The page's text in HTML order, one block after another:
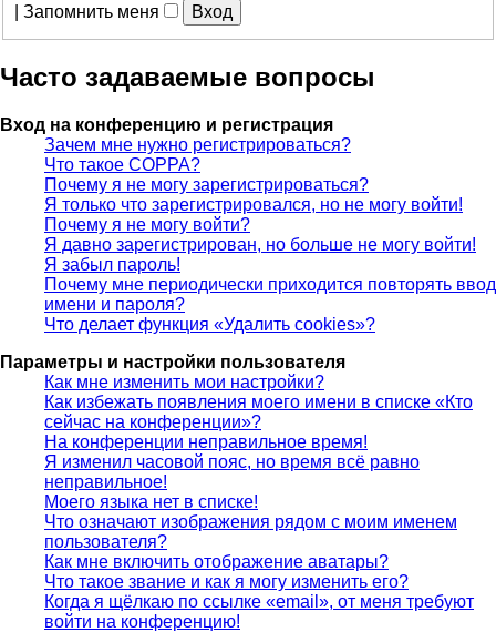
Запомнить меня
Часто задаваемые вопросы
Вход на конференцию и регистрация
Зачем мне нужно регистрироваться?
Что такое COPPA?
Почему я не могу зарегистрироваться?
Я только что зарегистрировался, но не могу войти!
Почему я не могу войти?
Я давно зарегистрирован, но больше не могу войти!
Я забыл пароль!
Почему мне периодически приходится повторять ввод
имени и пароля?
Что делает функция «Удалить cookies»?
Параметры и настройки пользователя
Как мне изменить мои настройки?
Как избежать появления моего имени в списке «Кто
сейчас на конференции»?
На конференции неправильное время!
Я изменил часовой пояс, но время всё равно
неправильное!
Моего языка нет в списке!
Что означают изображения рядом с моим именем
пользователя?
Как мне включить отображение аватары?
Что такое звание и как я могу изменить его?
Когда я щёлкаю по ссылке «email», от меня требуют
войти на конференцию!